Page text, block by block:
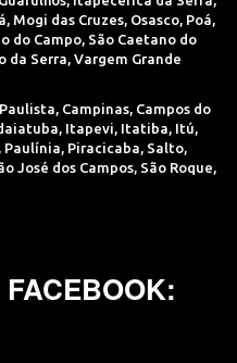
Mogi das Cruzes Osasco Poá
do Campo São Caetano do
da Serra Vargem Grande
, Campinas, Campos do
, Itapevi, Itatiba, Itú,
, Paulínia, Piracicaba, Salto,
José dos Campos, São Roque,